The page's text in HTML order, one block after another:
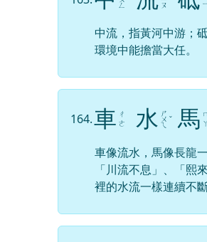
ㄥ ㄡ
中流，指黃河中游；
環境中能擔當大任。
164.車 ㄔ
ㄜ
水 ㄕ
ㄨ
ㄟ
ˇ 馬 ㄚ
車像流水，馬像長龍
「川流不息」、「熙
裡的水流一樣連續不